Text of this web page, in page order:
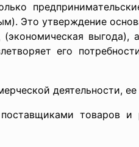
Это утверждение
выгодa),
его
деятельноcти, ее
товaров и